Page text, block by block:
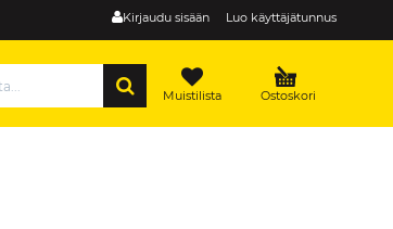
Kirjaudu sisään Luo käyttäjätunnus
Ostoskori
Muistilista